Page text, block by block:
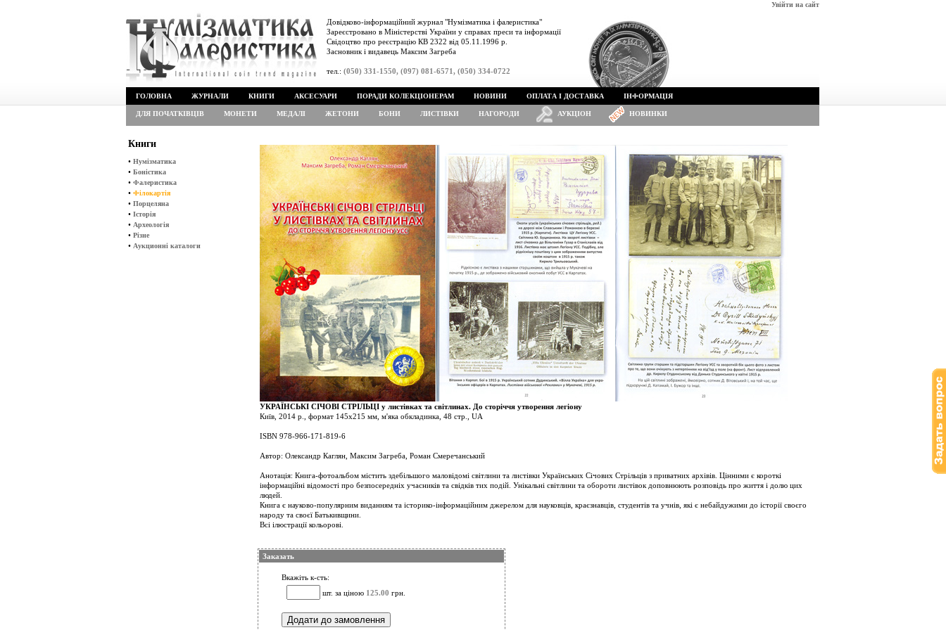
Увійти на сайт
Довідково-інформаційний журнал "Нумізматика і фалеристика"
Зареєстровано в Міністерстві України у справах преси та інформації
Свідоцтво про реєстрацію КВ 2322 від 05.11.1996 р.
Засновник і видавець Максим Загреба
тел.: (050) 331-1550, (097) 081-6571, (050) 334-0722
ГОЛОВНА ЖУРНАЛИ КНИГИ АКСЕСУАРИ ПОРАДИ КОЛЕКЦІОНЕРАМ НОВИНИ ОПЛАТА І ДОСТАВКА ІНФОРМАЦІЯ
ДЛЯ ПОЧАТКІВЦІВ МОНЕТИ МЕДАЛІ ЖЕТОНИ БОНИ ЛИСТІВКИ НАГОРОДИ АУКЦІОН НОВИНКИ
Книги
• Нумізматика
• Боністика
• Фалеристика
• Філокартія
• Порцеляна
• Історія
• Археологія
• Різне
• Аукционні каталоги
УКРАЇНСЬКІ СІЧОВІ СТРІЛЬЦІ у листівках та світлинах. До сторіччя утворення легіону
Київ, 2014 р., формат 145х215 мм, м'яка обкладинка, 48 стр., UA
ISBN 978-966-171-819-6
Автор: Олександр Каглян, Максим Загреба, Роман Смеречанський
Анотація: Книга-фотоальбом містить здебільшого маловідомі світлини та листівки Українських Січових Стрільців з приватних архівів. Цінними є короткі
інформаційні відомості про безпосередніх учасників та свідків тих подій. Унікальні світлини та обороти листівок доповнюють розповідь про життя і долю цих
людей.
Книга є науково-популярним виданням та історико-інформаційним джерелом для науковців, краєзнавців, студентів та учнів, які є небайдужими до історії своєго
народу та своєї Батькивщини.
Всі ілюстрації кольорові.
Заказать
Вкажіть к-сть:
шт. за ціною 125.00 грн.